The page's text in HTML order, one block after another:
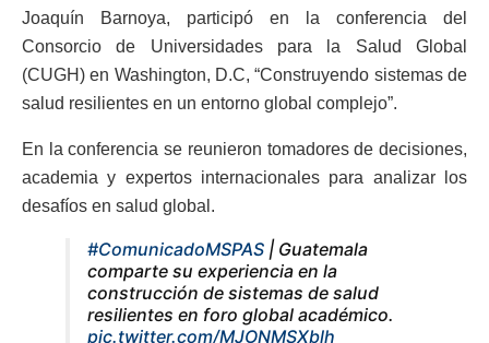
Joaquín Barnoya, participó en la conferencia del
Consorcio de Universidades para la Salud Global
(CUGH) en Washington, D.C, “Construyendo sistemas de
salud resilientes en un entorno global complejo”.
En la conferencia se reunieron tomadores de decisiones,
academia y expertos internacionales para analizar los
desafíos en salud global.
#ComunicadoMSPAS | Guatemala
comparte su experiencia en la
construcción de sistemas de salud
resilientes en foro global académico.
pic.twitter.com/MJONMSXblh